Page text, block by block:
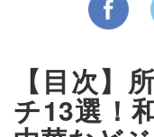
【目次】
チ13選！